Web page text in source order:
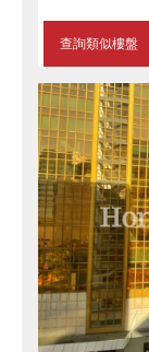
查詢類似樓盤